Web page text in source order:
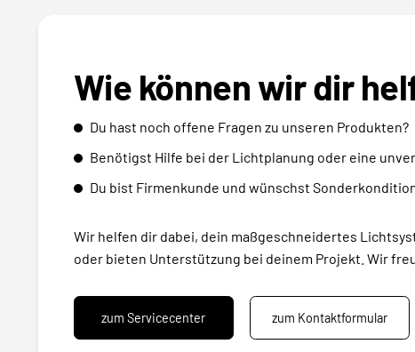
Wie können wir dir
Du hast noch offene Fragen zu unseren Produkten?
Benötigst Hilfe bei der Lichtplanung oder eine
Du bist Firmenkunde und wünschst
Wir helfen dir dabei, dein maßgeschneidertes
oder bieten Unterstützung bei deinem Projekt. Wir
zum Servicecenter zum Kontaktformular